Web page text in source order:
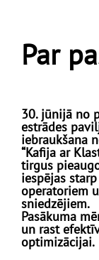
Par
30. jūnijā no
estrādes
iebraukšana
“Kafija ar
tirgus
iespējas
operatoriem
sniedzējiem.
Pasākuma
un rast
optimizācijai.